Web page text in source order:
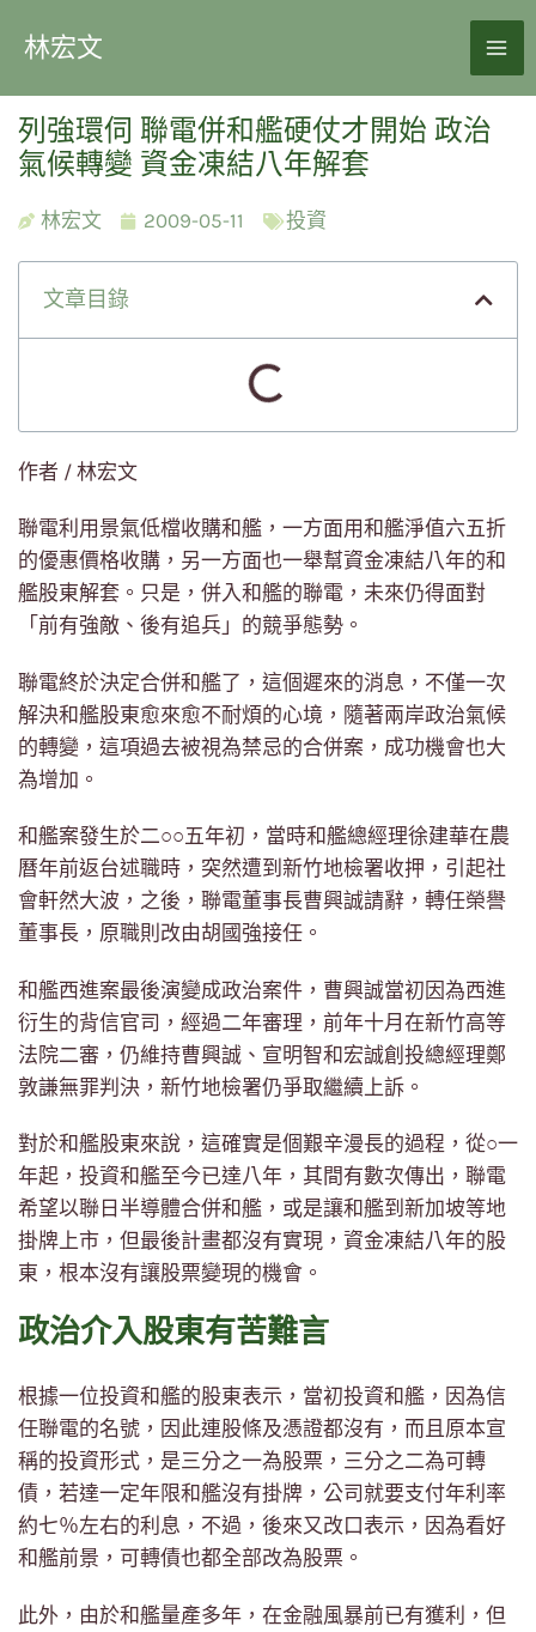
林宏文
列強環伺 聯電併和艦硬仗才開始 政治
氣候轉變 資金凍結八年解套
林宏文 2009-05-11 投資
文章目錄
作者 / 林宏文
聯電利用景氣低檔收購和艦，一方面用和艦淨值六五折
的優惠價格收購，另一方面也一舉幫資金凍結八年的和
艦股東解套。只是，併入和艦的聯電，未來仍得面對
「前有強敵、後有追兵」的競爭態勢。
聯電終於決定合併和艦了，這個遲來的消息，不僅一次
解決和艦股東愈來愈不耐煩的心境，隨著兩岸政治氣候
的轉變，這項過去被視為禁忌的合併案，成功機會也大
為增加。
和艦案發生於二○○五年初，當時和艦總經理徐建華在農
曆年前返台述職時，突然遭到新竹地檢署收押，引起社
會軒然大波，之後，聯電董事長曹興誠請辭，轉任榮譽
董事長，原職則改由胡國強接任。
和艦西進案最後演變成政治案件，曹興誠當初因為西進
衍生的背信官司，經過二年審理，前年十月在新竹高等
法院二審，仍維持曹興誠、宣明智和宏誠創投總經理鄭
敦謙無罪判決，新竹地檢署仍爭取繼續上訴。
對於和艦股東來說，這確實是個艱辛漫長的過程，從○一
年起，投資和艦至今已達八年，其間有數次傳出，聯電
希望以聯日半導體合併和艦，或是讓和艦到新加坡等地
掛牌上市，但最後計畫都沒有實現，資金凍結八年的股
東，根本沒有讓股票變現的機會。
政治介入股東有苦難言
根據一位投資和艦的股東表示，當初投資和艦，因為信
任聯電的名號，因此連股條及憑證都沒有，而且原本宣
稱的投資形式，是三分之一為股票，三分之二為可轉
債，若達一定年限和艦沒有掛牌，公司就要支付年利率
約七％左右的利息，不過，後來又改口表示，因為看好
和艦前景，可轉債也都全部改為股票。
此外，由於和艦量產多年，在金融風暴前已有獲利，但